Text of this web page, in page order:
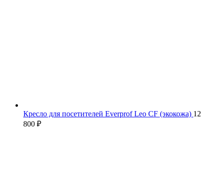
Кресло для посетителей Everprof Leo CF (экокожа) 12
800 ₽